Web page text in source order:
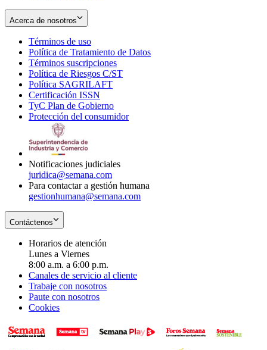
Acerca de nosotros
Términos de uso
in
new
window
Política de Tratamiento de Datos
Términos suscripciones
in
Política de Riesgos C/ST
Política SAGRILAFT
new
window
Certificación ISSN
in
new
TyC Plan de Gobierno
in
Protección del consumidorOpens
Notificaciones judiciales
juridica@semana.com
Para contactar a gestión humana
gestionhumana@semana.com
Contáctenos
Horarios de atención
Lunes a Viernes
8:00 a.m. a 6:00 p.m.
Canales de servicio al cliente
Trabaje con nosotros
Paute con nosotros
Cookies